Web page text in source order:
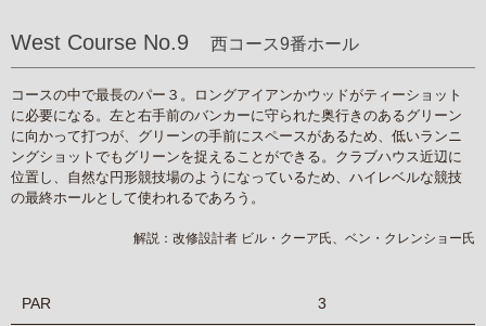
West Course No.9 西コース9番ホール
コースの中で最長のパー３。ロングアイアンかウッドがティーショット
に必要になる。左と右手前のバンカーに守られた奥行きのあるグリーン
に向かって打つが、グリーンの手前にスペースがあるため、低いランニ
ングショットでもグリーンを捉えることができる。クラブハウス近辺に
位置し、自然な円形競技場のようになっているため、ハイレベルな競技
の最終ホールとして使われるであろう。
解説：改修設計者 ビル・クーア氏、ベン・クレンショー氏
PAR 3